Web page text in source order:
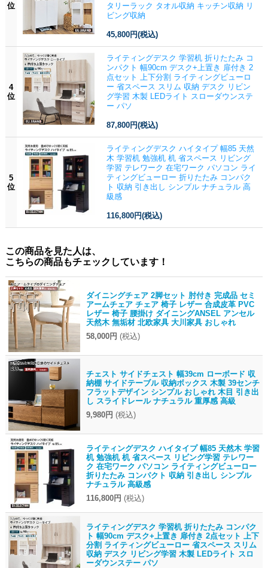
位
タリーラック タオル収納 キッチン収納 リ
ビング収納
45,800円(税込)
4
位
ライティングデスク 学習机 折りたたみ コ
ンパクト 幅90cm デスク+上置き 扉付き 2
点セット 上下分割 ライティングビューロ
ー 省スペース スリム 収納 デスク リビン
グ学習 木製 LEDライト スローダウンステ
ー パソ
87,800円(税込)
5
位
ライティングデスク ハイタイプ 幅85 天然
木 学習机 勉強机 机 省スペース リビング
学習 テレワーク 在宅ワーク パソコン ライ
ティングビューロー 折りたたみ コンパク
ト 収納 引き出し シンプル ナチュラル 高
級感
116,800円(税込)
この商品を見た人は、
こちらの商品もチェックしています！
ダイニングチェア 2脚セット 肘付き 完成品 セミ
アームチェア チェア 椅子 レザー 合成皮革 PVC
レザー 椅子 腰掛け ダイニングANSEL アンセル
天然木 無垢材 北欧家具 大川家具 おしゃれ
58,000円 (税込)
チェスト サイドチェスト 幅39cm ローボード 収
納棚 サイドテーブル 収納ボックス 木製 39センチ
フラットデザイン シンプル おしゃれ 木目 引き出
し スライドレール ナチュラル 重厚感 高級
9,980円 (税込)
ライティングデスク ハイタイプ 幅85 天然木 学習
机 勉強机 机 省スペース リビング学習 テレワー
ク 在宅ワーク パソコン ライティングビューロー
折りたたみ コンパクト 収納 引き出し シンプル
ナチュラル 高級感
116,800円 (税込)
ライティングデスク 学習机 折りたたみ コンパク
ト 幅90cm デスク+上置き 扉付き 2点セット 上下
分割 ライティングビューロー 省スペース スリム
収納 デスク リビング学習 木製 LEDライト スロ
ーダウンステー パソ